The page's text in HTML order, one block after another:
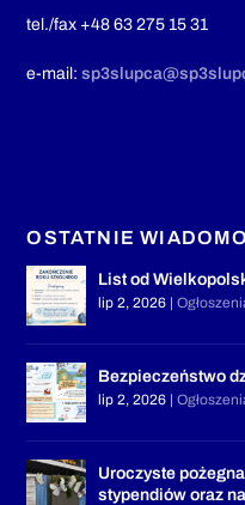
tel./fax +48 63 275 15 31
e-mail:
OSTATNIE
List od
lip 2, 2026 |
Bezpieczeństwo
lip 2, 2026 |
Uroczyste
stypendiów oraz